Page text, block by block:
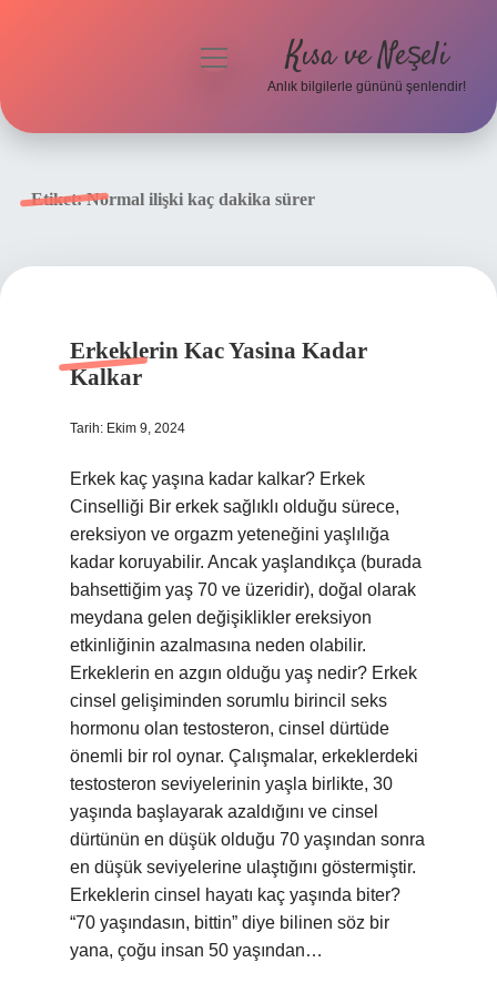
menüyü
Kısa ve Neşeli
Anlık bilgilerle gününü şenlendir!
Etiket:Normal ilişki kaç dakika sürer
Erkeklerin Kac Yasina Kadar
Kalkar
Tarih: Ekim 9, 2024
Erkek kaç yaşına kadar kalkar? Erkek
Cinselliği Bir erkek sağlıklı olduğu sürece,
ereksiyon ve orgazm yeteneğini yaşlılığa
kadar koruyabilir. Ancak yaşlandıkça (burada
bahsettiğim yaş 70 ve üzeridir), doğal olarak
meydana gelen değişiklikler ereksiyon
etkinliğinin azalmasına neden olabilir.
Erkeklerin en azgın olduğu yaş nedir? Erkek
cinsel gelişiminden sorumlu birincil seks
hormonu olan testosteron, cinsel dürtüde
önemli bir rol oynar. Çalışmalar, erkeklerdeki
testosteron seviyelerinin yaşla birlikte, 30
yaşında başlayarak azaldığını ve cinsel
dürtünün en düşük olduğu 70 yaşından sonra
en düşük seviyelerine ulaştığını göstermiştir.
Erkeklerin cinsel hayatı kaç yaşında biter?
“70 yaşındasın, bittin” diye bilinen söz bir
yana, çoğu insan 50 yaşından…